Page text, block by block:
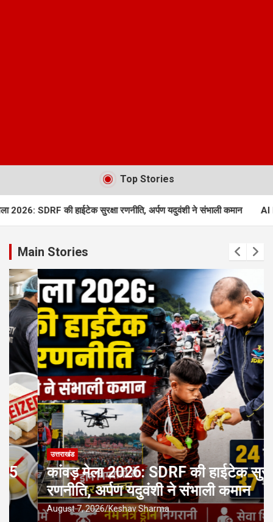
Top Stories
हाईटेक सुरक्षा रणनीति, अर्पण यदुवंशी ने संभाली कमान AI Deepfake IT
Main Stories
उत्तराखंड
कांवड़ मेला 2026: SDRF की हाईटेक सुरक्षा
रणनीति, अर्पण यदुवंशी ने संभाली कमान
August 7, 2026 Keshav Sharma